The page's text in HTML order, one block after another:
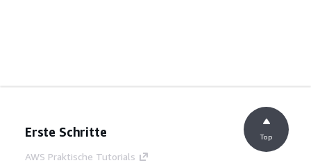
Erste Schritte
AWS Praktische Tutorials
Top